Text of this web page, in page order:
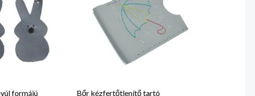
formájú Bőr kézfertőtlenítő tartó